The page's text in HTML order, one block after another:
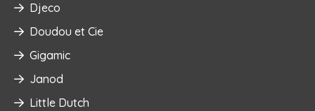
Djeco
Doudou et Cie
Gigamic
Janod
Little Dutch